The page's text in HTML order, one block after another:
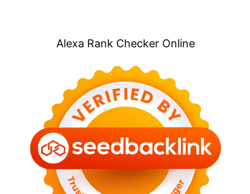
Alexa Rank Checker Online